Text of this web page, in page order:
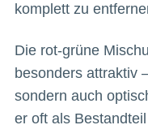
komplett zu
Die rot-grüne
besonders attraktiv
sondern auch
er oft als